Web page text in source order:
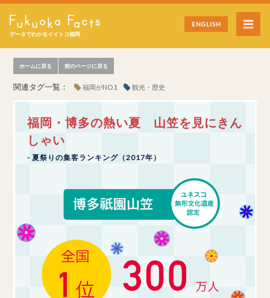
データでわかるイイトコ福岡
ENGLISH
ホームに戻る 前のページに戻る
関連タグ一覧： 福岡がNO.1 観光・歴史
福岡・博多の熱い夏 山笠を見にきん
しゃい
- 夏祭りの集客ランキング（2017年）